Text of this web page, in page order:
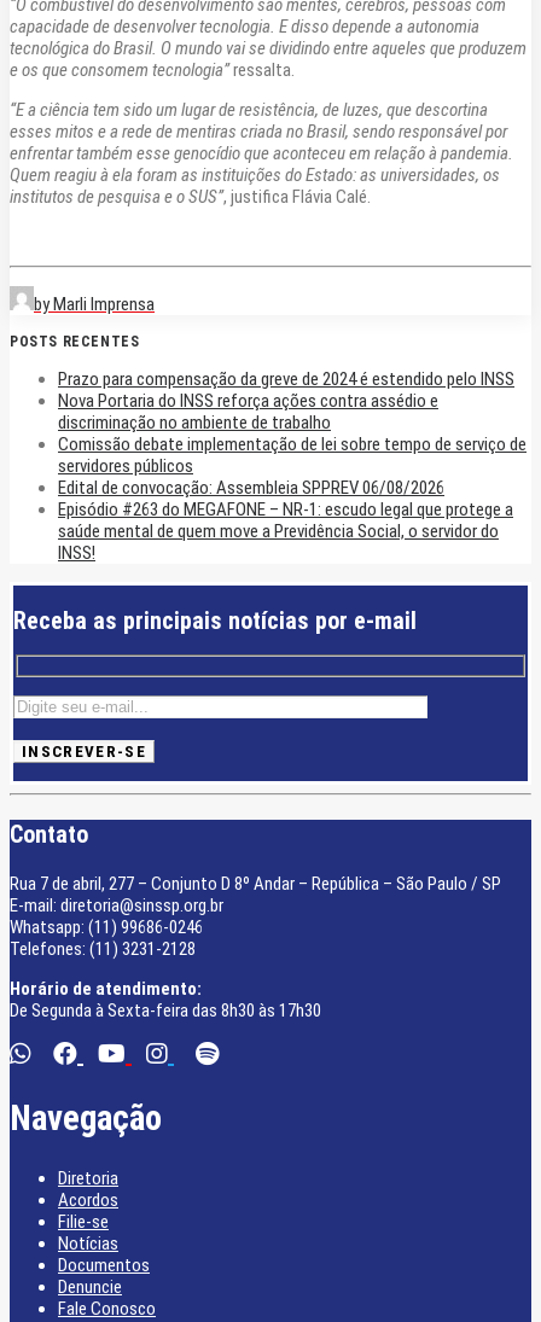
“O combustível do desenvolvimento são mentes, cérebros, pessoas com
capacidade de desenvolver tecnologia. E disso depende a autonomia
tecnológica do Brasil. O mundo vai se dividindo entre aqueles que produzem
e os que consomem tecnologia”ressalta.
“E a ciência tem sido um lugar de resistência, de luzes, que descortina
esses mitos e a rede de mentiras criada no Brasil, sendo responsável por
enfrentar também esse genocídio que aconteceu em relação à pandemia.
Quem reagiu à ela foram as instituições do Estado: as universidades, os
institutos de pesquisa e o SUS”, justifica Flávia Calé.
by Marli Imprensa
POSTS RECENTES
Prazo para compensação da greve de 2024 é estendido pelo INSS
Nova Portaria do INSS reforça ações contra assédio e
discriminação no ambiente de trabalho
Comissão debate implementação de lei sobre tempo de serviço de
servidores públicos
Edital de convocação: Assembleia SPPREV 06/08/2026
Episódio #263 do MEGAFONE – NR-1: escudo legal que protege a
saúde mental de quem move a Previdência Social, o servidor do
INSS!
Receba as principais notícias por e-mail
Contato
Rua 7 de abril, 277 – Conjunto D 8º Andar – República – São Paulo / SP
E-mail: diretoria@sinssp.org.br
Whatsapp: (11) 99686-0246
Telefones: (11) 3231-2128
Horário de atendimento:
De Segunda à Sexta-feira das 8h30 às 17h30
Navegação
Diretoria
Acordos
Filie-se
Notícias
Documentos
Denuncie
Fale Conosco